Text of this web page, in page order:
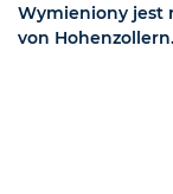
Wymieniony jest
von Hohenzollern.